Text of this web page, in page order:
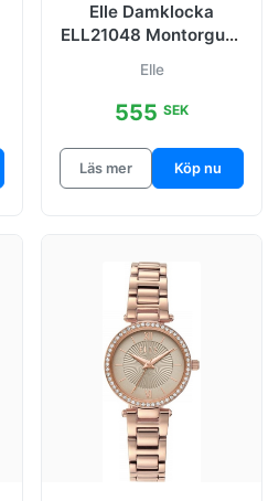
Elle Damklocka
ELL21048 Montorgueil
Elle
555 SEK
Läs mer Köp nu